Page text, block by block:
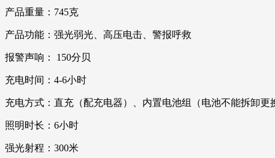
产品重量：745克
产品功能：强光弱光、高压电击、警报呼救
报警声响： 150分贝
充电时间：4-6小时
充电方式：直充（配充电器）、内置电池组（电池不能拆卸更
照明时长：6小时
强光射程：300米